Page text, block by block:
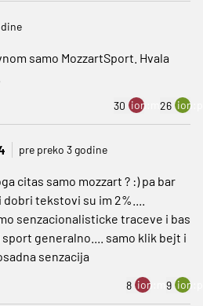
samo MozzartSport. Hvala
30 ion:minus
26
pre preko 3 godine
citas samo mozzart ? :) pa bar
tekstovi su im 2%....
senzacionalisticke traceve i bas
sport generalno.... samo klik bejt i
senzacija
8 ion:minus
9